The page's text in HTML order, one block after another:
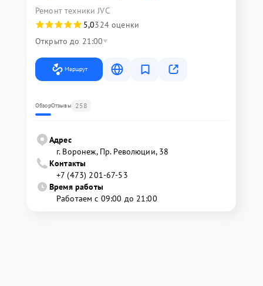
Ремонт техники JVC
5,0324 оценки
Открыто до 21:00
Маршрут
ОбзорОтзывы 258
Адрес
г. Воронеж, Пр. Революции, 38
Контакты
+7 (473) 201-67-53
Время работы
Работаем с 09:00 до 21:00